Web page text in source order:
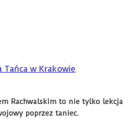
w Krakowie
Rachwalskim to nie tylko lekcja
poprzez taniec.